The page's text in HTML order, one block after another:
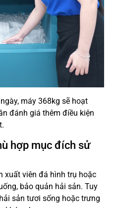
máy 368kg sẽ hoạt
đánh giá thêm điều kiện
hợp mục đích sử
xuất viên đá hình trụ hoặc
bảo quản hải sản. Tuy
sản tươi sống hoặc trưng